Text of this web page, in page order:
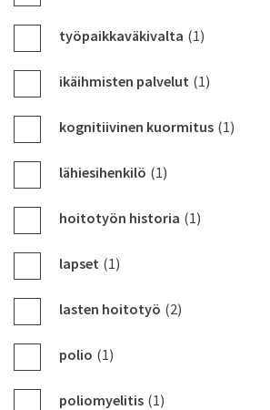
työpaikkaväkivalta (1)
ikäihmisten palvelut (1)
kognitiivinen kuormitus (1)
lähiesihenkilö (1)
hoitotyön historia (1)
lapset (1)
lasten hoitotyö (2)
polio (1)
poliomyelitis (1)